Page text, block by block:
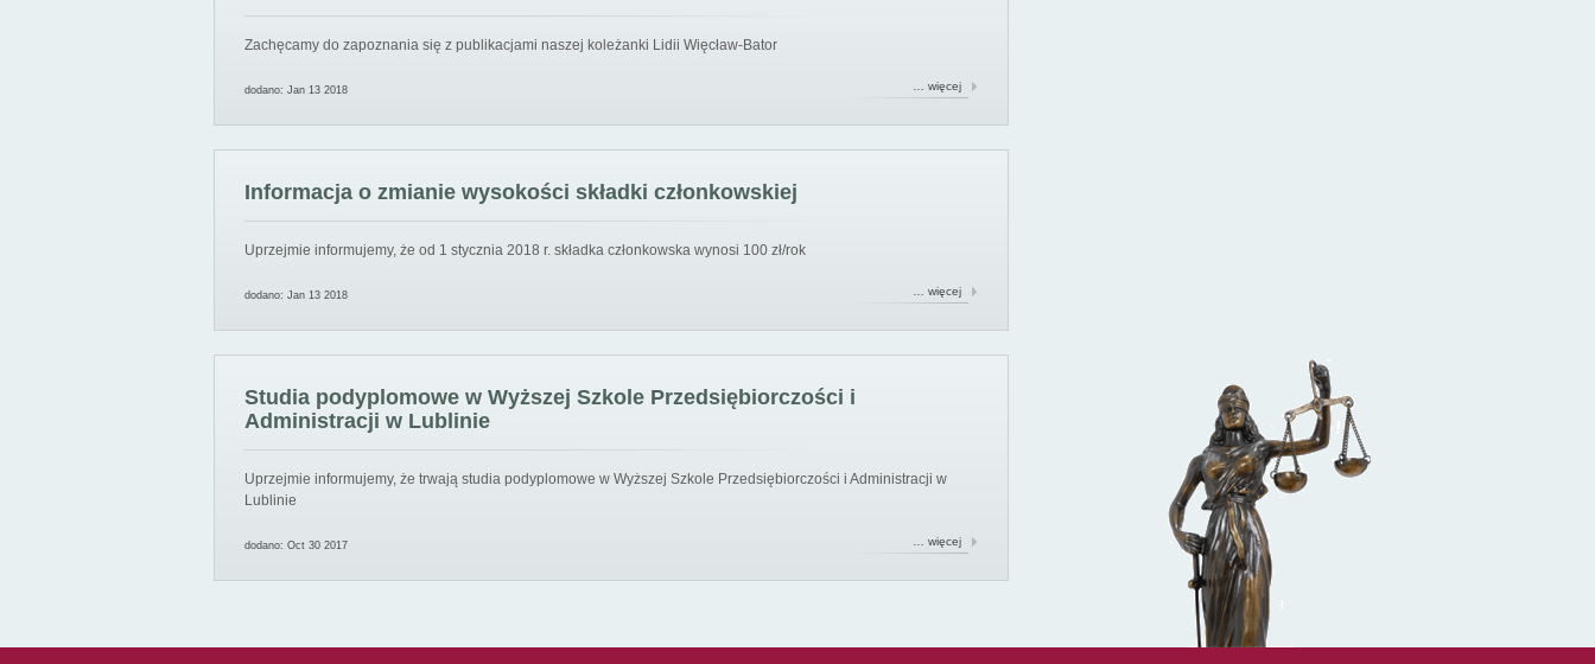
Zachęcamy do zapoznania się z publikacjami naszej koleżanki Lidii Więcław-Bator
dodano: Jan 13 2018 … więcej
Informacja o zmianie wysokości składki członkowskiej
Uprzejmie informujemy, że od 1 stycznia 2018 r. składka członkowska wynosi 100 zł/rok
dodano: Jan 13 2018 … więcej
Studia podyplomowe w Wyższej Szkole Przedsiębiorczości i
Administracji w Lublinie
Uprzejmie informujemy, że trwają studia podyplomowe w Wyższej Szkole Przedsiębiorczości i Administracji w
Lublinie
dodano: Oct 30 2017 … więcej